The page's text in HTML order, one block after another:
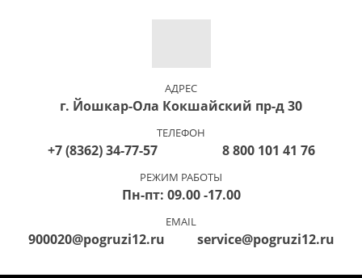
АДРЕС
г. Йошкар-Ола Кокшайский пр-д 30
ТЕЛЕФОН
+7 (8362) 34-77-57 8 800 101 41 76
РЕЖИМ РАБОТЫ
Пн-пт: 09.00 -17.00
EMAIL
900020@pogruzi12.ru service@pogruzi12.ru